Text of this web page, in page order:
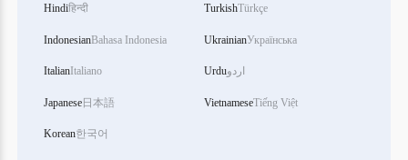
Hindiहिन्दी
IndonesianBahasa Indonesia
ItalianItaliano
Japanese日本語
Korean한국어
TurkishTürkçe
UkrainianУкраїнська
Urduاردو
VietnameseTiếng Việt